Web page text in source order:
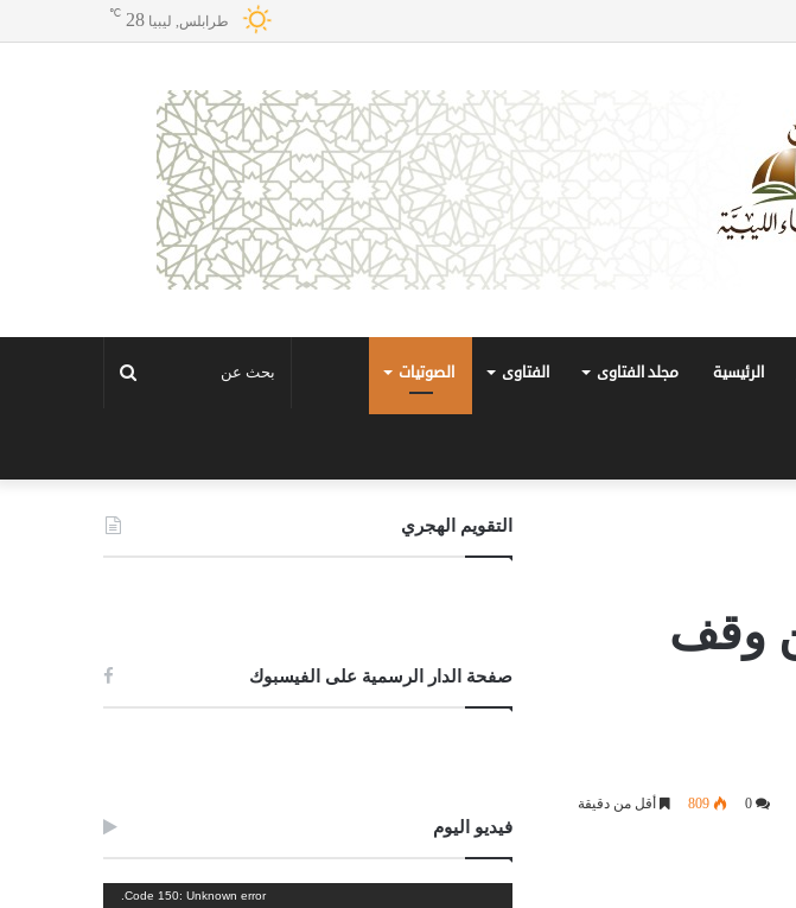
طرابلس, ليبيا 28
℃
الرئيسية مجلد الفتاوى الفتاوى الصوتيات
وقف
0
809 أقل من دقيقة
التقويم الهجري
صفحة الدار الرسمية على الفيسبوك
فيديو اليوم
Code 150: Unknown error.